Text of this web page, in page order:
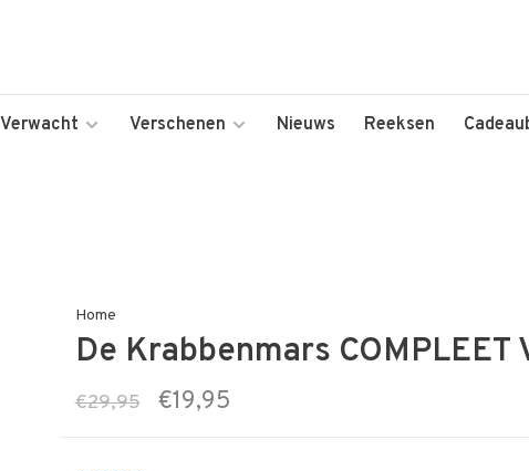
Verwacht Verschenen Nieuws Reeksen
Home
De Krabbenmars COMPLEET
€29,95 €19,95